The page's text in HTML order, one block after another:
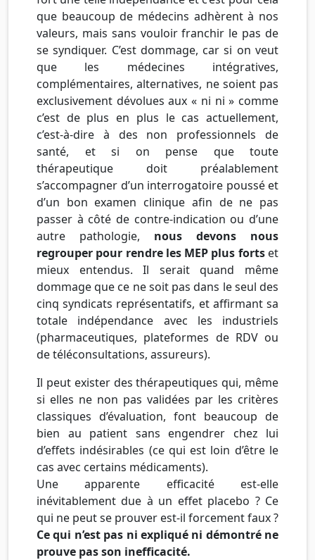
que beaucoup de médecins adhèrent à nos
valeurs, mais sans vouloir franchir le pas de
se syndiquer. C’est dommage, car si on veut
que les médecines intégratives,
complémentaires, alternatives, ne soient pas
exclusivement dévolues aux « ni ni » comme
c’est de plus en plus le cas actuellement,
c’est-à-dire à des non professionnels de
santé, et si on pense que toute
thérapeutique doit préalablement
s’accompagner d’un interrogatoire poussé et
d’un bon examen clinique afin de ne pas
passer à côté de contre-indication ou d’une
autre pathologie, nous devons nous
regrouper pour rendre les MEP plus fortset
mieux entendus. Il serait quand même
dommage que ce ne soit pas dans le seul des
cinq syndicats représentatifs, et affirmant sa
totale indépendance avec les industriels
(pharmaceutiques, plateformes de RDV ou
de téléconsultations, assureurs).
Il peut exister des thérapeutiques qui, même
si elles ne non pas validées par les critères
classiques d’évaluation, font beaucoup de
bien au patient sans engendrer chez lui
d’effets indésirables (ce qui est loin d’être le
cas avec certains médicaments).
Une apparente efficacité est-elle
inévitablement due à un effet placebo ? Ce
qui ne peut se prouver est-il forcement faux ?
Ce qui n’est pas ni expliqué ni démontré ne
prouve pas son inefficacité.